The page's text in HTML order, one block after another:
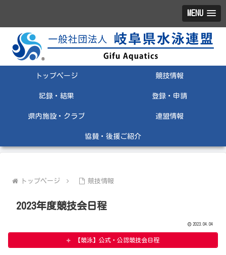
MENU
トップページ 競技情報
記録・結果 登録・申請
県内施設・クラブ 連盟情報
協賛・後援ご紹介
トップページ 競技情報
2023年度競技会日程
2023.04.04
【競泳】公式・公認競技会日程